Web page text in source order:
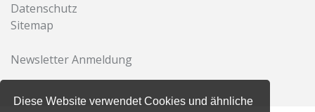
Diese Website verwendet Cookies und ähnliche
Datenschutz
Sitemap
Newsletter Anmeldung